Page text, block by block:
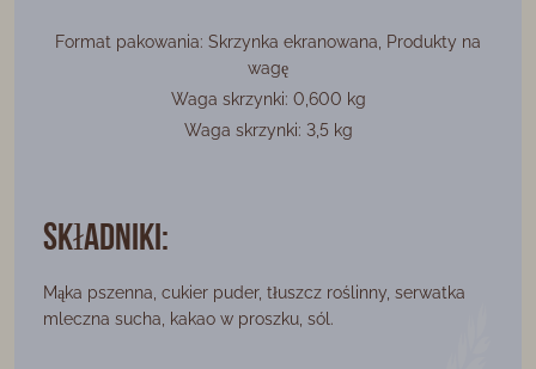
Format pakowania: Skrzynka ekranowana, Produkty na
wagę
Waga skrzynki: 0,600 kg
Waga skrzynki: 3,5 kg
Składniki:
Mąka pszenna, cukier puder, tłuszcz roślinny, serwatka
mleczna sucha, kakao w proszku, sól.